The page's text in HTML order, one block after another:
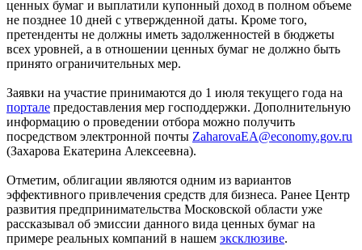
ценных бумаг и выплатили купонный доход в полном объеме
не позднее 10 дней с утвержденной даты. Кроме того,
претенденты не должны иметь задолженностей в бюджеты
всех уровней, а в отношении ценных бумаг не должно быть
принято ограничительных мер.
Заявки на участие принимаются до 1 июля текущего года на
портале предоставления мер господдержки. Дополнительную
информацию о проведении отбора можно получить
посредством электронной почты ZaharovaEA@economy.gov.ru
(Захарова Екатерина Алексеевна).
Отметим, облигации являются одним из вариантов
эффективного привлечения средств для бизнеса. Ранее Центр
развития предпринимательства Московской области уже
рассказывал об эмиссии данного вида ценных бумаг на
примере реальных компаний в нашем эксклюзиве.